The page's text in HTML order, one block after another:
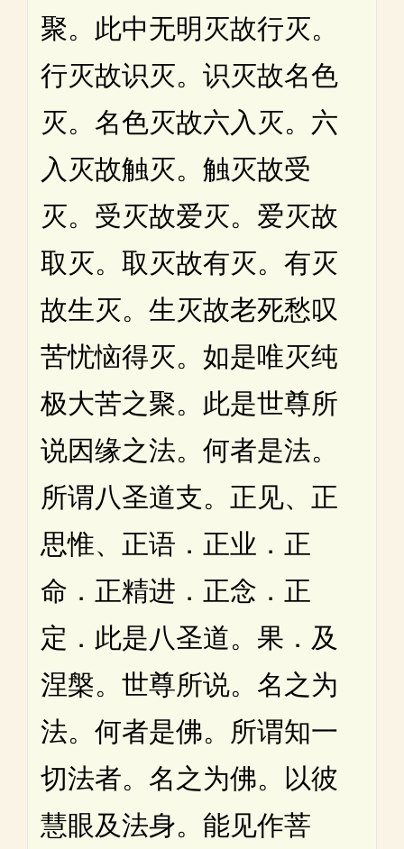
聚。此中无明灭故行灭。
行灭故识灭。识灭故名色
灭。名色灭故六入灭。六
入灭故触灭。触灭故受
灭。受灭故爱灭。爱灭故
取灭。取灭故有灭。有灭
故生灭。生灭故老死愁叹
苦忧恼得灭。如是唯灭纯
极大苦之聚。此是世尊所
说因缘之法。何者是法。
所谓八圣道支。正见、正
思惟、正语．正业．正
命．正精进．正念．正
定．此是八圣道。果．及
涅槃。世尊所说。名之为
法。何者是佛。所谓知一
切法者。名之为佛。以彼
慧眼及法身。能见作菩